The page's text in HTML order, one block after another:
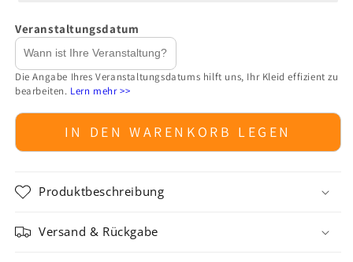
Veranstaltungsdatum
Die Angabe Ihres Veranstaltungsdatums hilft uns, Ihr Kleid effizient zu
bearbeiten. Lern mehr >>
IN DEN WARENKORB LEGEN
Produktbeschreibung
Versand & Rückgabe